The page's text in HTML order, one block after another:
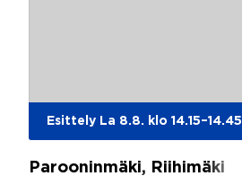
Esittely La 8.8. klo 14.15–14.45
Parooninmäki, Riihimäki